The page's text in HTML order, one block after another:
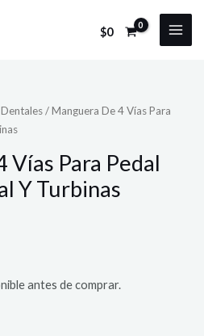
$0
/ Manguera De 4 Vías Para
Vías Para Pedal
Y Turbinas
antes de comprar.